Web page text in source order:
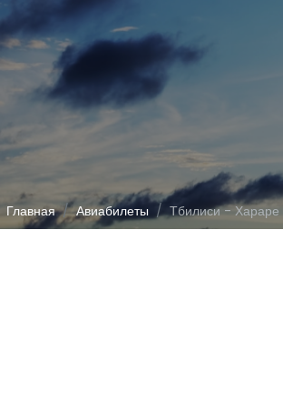
Главная Авиабилеты Тбилиси - Хараре